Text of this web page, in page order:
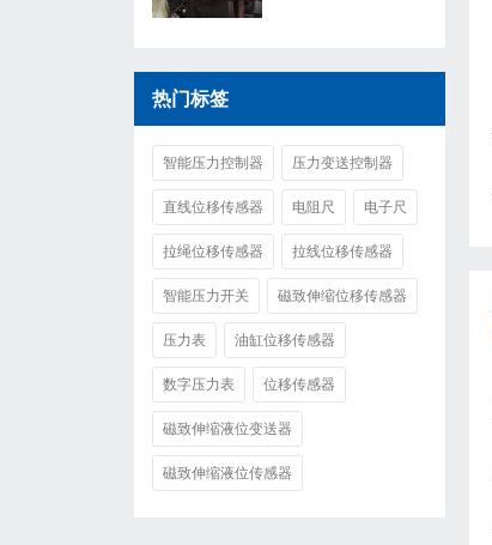
热门标签
智能压力控制器 压力变送控制器
直线位移传感器 电阻尺 电子尺
拉绳位移传感器 拉线位移传感器
智能压力开关 磁致伸缩位移传感器
压力表 油缸位移传感器
数字压力表 位移传感器
磁致伸缩液位变送器
磁致伸缩液位传感器